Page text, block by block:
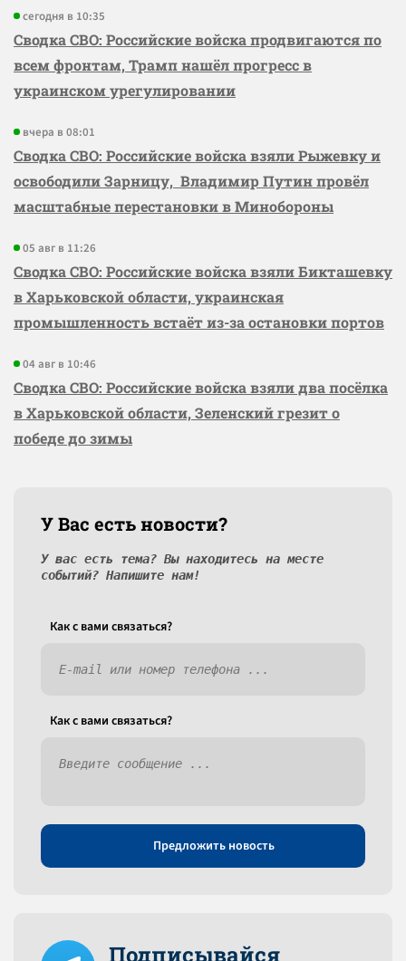
сегодня в 10:35
Сводка СВО: Российские войска продвигаются по
всем фронтам, Трамп нашёл прогресс в
украинском урегулировании
вчера в 08:01
Сводка СВО: Российские войска взяли Рыжевку и
освободили Зарницу, Владимир Путин провёл
масштабные перестановки в Минобороны
05 авг в 11:26
Сводка СВО: Российские войска взяли Бикташевку
в Харьковской области, украинская
промышленность встаёт из-за остановки портов
04 авг в 10:46
Сводка СВО: Российские войска взяли два посёлка
в Харьковской области, Зеленский грезит о
победе до зимы
У Вас есть новости?
У вас есть тема? Вы находитесь на месте
событий? Напишите нам!
Как c вами связаться?
Как c вами связаться?
Предложить новость
Подписывайся